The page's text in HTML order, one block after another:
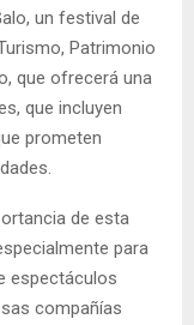
un festival de
Patrimonio
que ofrecerá una
que incluyen
prometen
de esta
para
espectáculos
compañías